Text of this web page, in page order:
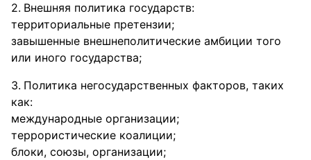
Внешняя политика государств:
территориальные претензии;
завышенные внешнеполитические амбиции того
или иного государства;
Политика негосударственных факторов, таких
как:
международные организации;
террористические коалиции;
блоки, союзы, организации;